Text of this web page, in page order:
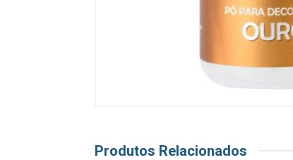
Produtos Relacionados